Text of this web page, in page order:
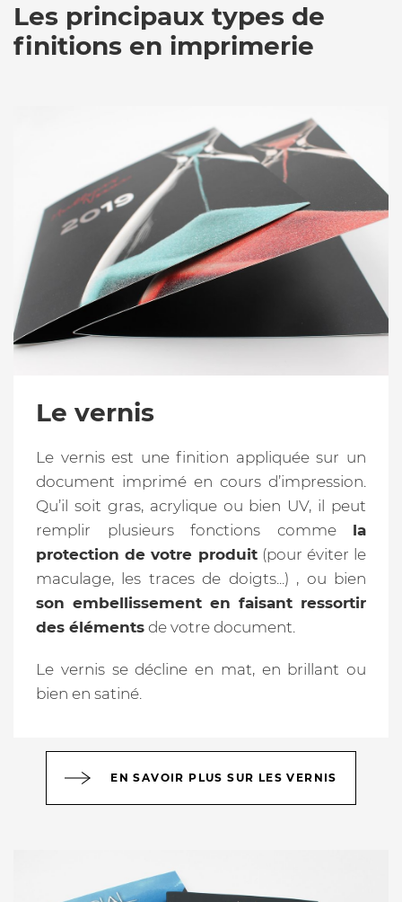
Les principaux types de
finitions en imprimerie
EN SAVOIR PLUS SUR LES VERNIS
Le vernis
Le vernis est une finition appliquée sur un
document imprimé en cours d’impression.
Qu’il soit gras, acrylique ou bien UV, il peut
remplir plusieurs fonctions comme la
protection de votre produit(pour éviter le
maculage, les traces de doigts...) , ou bien
son embellissement en faisant ressortir
des éléments de votre document.
Le vernis se décline en mat, en brillant ou
bien en satiné.